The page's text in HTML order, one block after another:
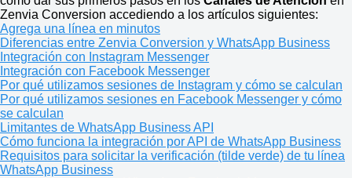
Zenvia Conversion accediendo a los artículos siguientes:
Agrega una línea en minutos
Diferencias entre Zenvia Conversion y WhatsApp Business
Integración con Instagram Messenger
Integración con Facebook Messenger
Por qué utilizamos sesiones de Instagram y cómo se calculan
Por qué utilizamos sesiones en Facebook Messenger y cómo
se calculan
Limitantes de WhatsApp Business API
Cómo funciona la integración por API de WhatsApp Business
Requisitos para solicitar la verificación (tilde verde) de tu línea
WhatsApp Business